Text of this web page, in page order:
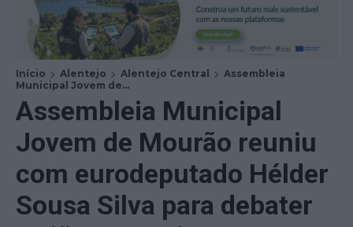
Início Alentejo Alentejo Central
Assembleia
Municipal Jovem de...
Assembleia Municipal
Jovem de Mourão reuniu
com eurodeputado Hélder
Sousa Silva para debater